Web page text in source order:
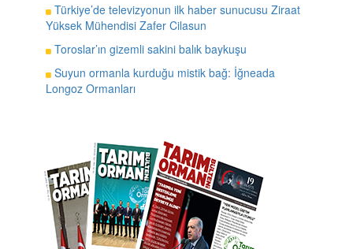
Türkiye’de televizyonun ilk haber sunucusu Ziraat
Yüksek Mühendisi Zafer Cilasun
Toroslar’ın gizemli sakini balık baykuşu
Suyun ormanla kurduğu mistik bağ: İğneada
Longoz Ormanları